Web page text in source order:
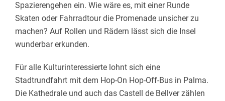
Spazierengehen ein. Wie wäre es, mit einer Runde
Skaten oder Fahrradtour die Promenade unsicher zu
machen? Auf Rollen und Rädern lässt sich die Insel
wunderbar erkunden.
Für alle Kulturinteressierte lohnt sich eine
Stadtrundfahrt mit dem Hop-On Hop-Off-Bus in Palma.
Die Kathedrale und auch das Castell de Bellver zählen